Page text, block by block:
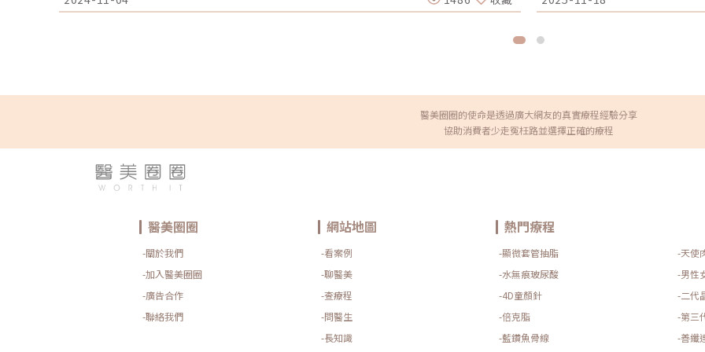
後掉髮其實是由於激素變化引起的自然調整現象，不必過於擔心，身體正在慢慢回歸平
所以，如果你覺得頭髮越來越少，試著找時間放鬆一下，適度休息能夠幫助身體更快恢
復。3. 營養不足會讓掉髮更明顯產後身體需要充足的營養來修復和恢復健康，但許多媽媽
在照顧寶寶的同時，往往忽略了自身的營養需求。如果缺乏足夠的鐵質、鋅、蛋白質，掉
髮情況可能會更加嚴重。因此，平時要注意飲食均衡，必要時可以諮詢醫師，補充適合的
營養素。4. 迅速回到回到原本身材曲線大多數的媽媽們，都希望產後能迅速回到產前的身
目標。這些方式雖然可能短期內看似有效，但實際上卻可能對身體造成嚴重的傷害。在急
速減重的過程中，體內的營養攝取不足，可能導致頭髮無法獲得所需的養分，進而出現大
可能受到影響，讓掉髮問題更加嚴重。許多新手媽媽的焦慮不僅來自於對新生兒的擔心，
也包括對自身狀態的焦慮。新手媽媽必看！如何改善產後掉髮？產後掉髮是許多新手媽媽
常見的煩惱，通常在生產後幾個月開始變得明顯。雖然這是雌激素變化造成的自然現象，
但有些生活習慣、護理技巧以及醫美療程可以幫助緩解掉髮情況。讓我們一起來看看如何
有效改善產後掉髮！1.醫美生髮療程在生髮療程的初期，通常會先從生髮水開始。如果想要
獲得更明顯的效果，可以諮詢皮膚專科醫師，是否適合進一步的進階療程。包括INDIBA英
特波、PRP頭皮注射、Tixel提可塑、LLLT生髮雷射等。-INDIBA英特波：運用電容電阻技
術，透過448kHz的專屬頻率來促進身體細胞的離子交換。這種方法能有效促進細胞再生，
並活化毛囊細胞，同時增進血液循環，使毛囊能吸收到充足的營養，可以有效提升頭髮的
強度與健康。-PRP頭皮注射：透過抽取患者的血液並利用離心機分離出高濃度的PRP（血
小板豐富血漿），再將其注射到掉髮區域，PRP中的生長因子能有效促進毛髮生長。因為
深入了解原理、效果、價格、適
360私密射頻系統（仿單名稱：
門針對女性私密處組織，運用
組織回復彈性。每次療程大約
生活中仍能安排的私密保養選擇
也是討論度高的私密療程之一。
為私密療程中討論度極高的療程
上具備多項專為私密處打造的技
電波，穿透深度相較其他模式更
結構。這些深層部位與支撐度、
可促進局部血流循環，並提升膠
單極射頻具備的「容積式加熱」
感度降低與輕度應力性漏尿等廣
提升安全性的重要關鍵。
同時依據組織阻抗的變化自動
圍。這樣的溫度既足以刺激組
也能縮短，整體耐受度更高。4.
原廠探頭，可依不同部位、不同生理狀態選擇： 探頭名稱 V-
醫美圈圈的使命是透過廣大網友的真實療程經驗分享
協助消費者少走冤枉路並選擇正確的療程
醫美圈圈
-關於我們
-加入醫美圈圈
-廣告合作
-聯絡我們
網站地圖
-看案例
-聊醫美
-查療程
-問醫生
-長知識
熱門療程
-顯微套管抽脂
-天使
-水無痕玻尿酸
-男性
-4D童顏針
-二代
-倍克脂
-第三
-藍鑽魚骨線
-善纖